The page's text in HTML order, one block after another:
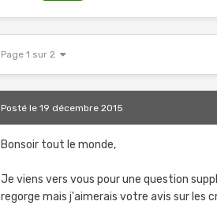
Page 1 sur 2
Postéle 19 décembre 2015
Bonsoir tout le monde,
Je viens vers vous pour une question
regorge mais j'aimerais votre avis sur les